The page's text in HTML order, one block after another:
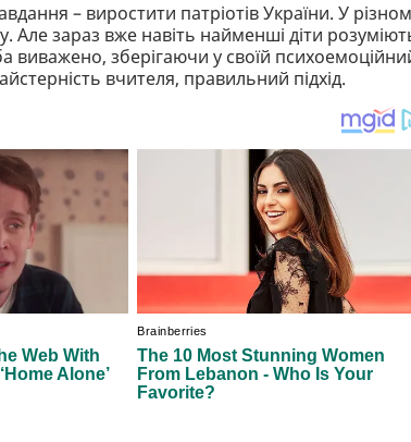
– виростити патріотів України. У
Але зараз вже навіть найменші діти
виважено, зберігаючи у своїй
вчителя, правильний підхід.